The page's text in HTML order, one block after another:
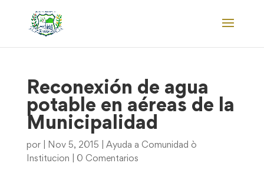
Reconexión de agua
potable en aéreas de la
Municipalidad
por Nov 5, 2015
Ayuda a Comunidad ò
Institucion
0 Comentarios